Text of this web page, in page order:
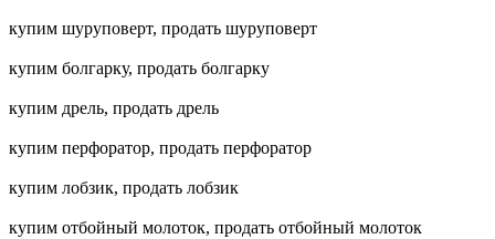
купим шуруповерт, продать шуруповерт
купим болгарку, продать болгарку
купим дрель, продать дрель
купим перфоратор, продать перфоратор
купим лобзик, продать лобзик
купим отбойный молоток, продать отбойный молоток